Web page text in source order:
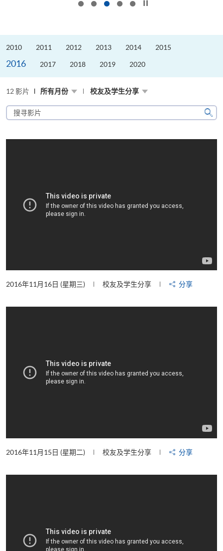
2010 2011 2012 2013 2014 2015
2016 2017 2018 2019 2020
12 影片 所有月份 校友及学生分享
搜
寻
片
搜
2016年11月16日 (星期三) 校友及学生分享 分享
2016年11月15日 (星期二) 校友及学生分享 分享